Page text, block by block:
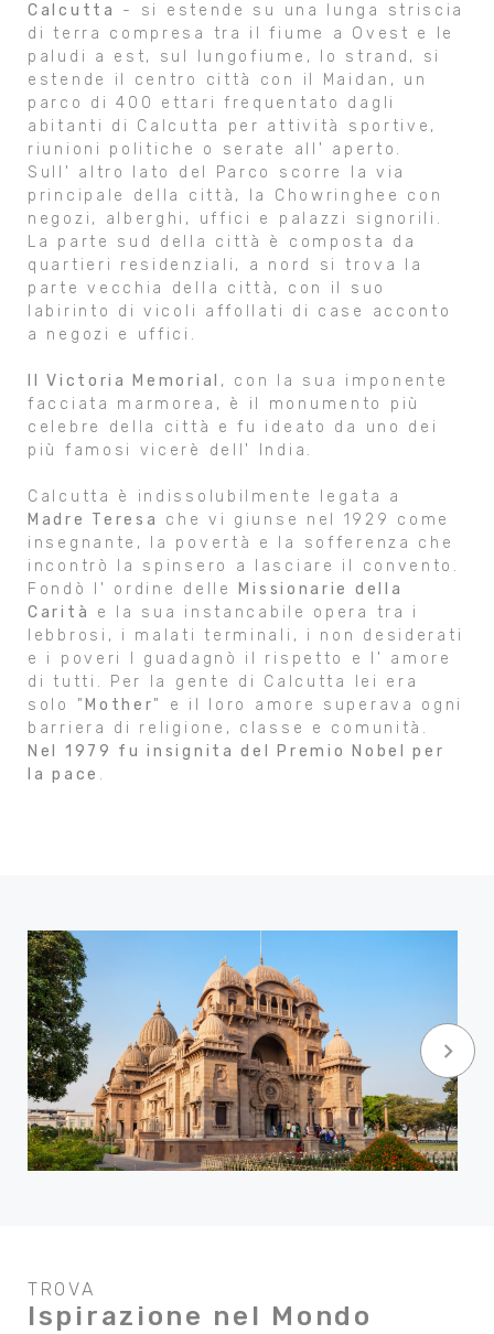
Calcutta
- si estende su una lunga striscia
di terra compresa tra il fiume a Ovest e le
paludi a est, sul lungofiume, lo strand, si
estende il centro città con il Maidan, un
parco di 400 ettari frequentato dagli
abitanti di Calcutta per attività sportive,
riunioni politiche o serate all' aperto.
Sull' altro lato del Parco scorre la via
principale della città, la Chowringhee con
negozi, alberghi, uffici e palazzi signorili.
La parte sud della città è composta da
quartieri residenziali, a nord si trova la
parte vecchia della città, con il suo
labirinto di vicoli affollati di case acconto
a negozi e uffici.
Il Victoria Memorial , con la sua imponente
facciata marmorea, è il monumento più
celebre della città e fu ideato da uno dei
più famosi vicerè dell' India.
Calcutta è indissolubilmente legata a
Madre Teresa
che vi giunse nel 1929 come
insegnante, la povertà e la sofferenza che
incontrò la spinsero a lasciare il convento.
Fondò l' ordine delle Missionarie della
Carità
e la sua instancabile opera tra i
lebbrosi, i malati terminali, i non desiderati
e i poveri l guadagnò il rispetto e l' amore
di tutti. Per la gente di Calcutta lei era
solo " Mother" e il loro amore superava ogni
barriera di religione, classe e comunità.
Nel 1979 fu insignita del Premio Nobel per
la pace .
keyboard_arrow_right
TROVA
Ispirazione nel Mondo